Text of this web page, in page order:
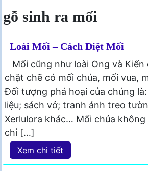
gỗ sinh ra mối
Loài Mối – Cách Diệt Mối
Mối cũng như loài Ong và
chặt chẽ có mối chúa, mối vua,
Đối tượng phá hoại của chúng
liệu; sách vở; tranh ảnh treo
Xerlulora khác… Mối chúa
chỉ […]
Xem chi tiết